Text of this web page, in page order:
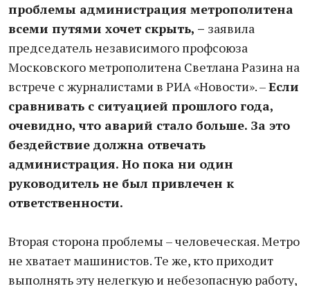
проблемы администрация метрополитена
всеми путями хочет скрыть, – заявила
председатель независимого профсоюза
Московского метрополитена Светлана Разина на
встрече с журналистами в РИА «Новости». –Если
сравнивать с ситуацией прошлого года,
очевидно, что аварий стало больше. За это
бездействие должна отвечать
администрация. Но пока ни один
руководитель не был привлечен к
ответственности.
Вторая сторона проблемы – человеческая. Метро
не хватает машинистов. Те же, кто приходит
выполнять эту нелегкую и небезопасную работу,